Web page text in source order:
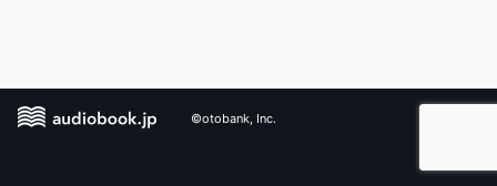
©otobank, Inc.